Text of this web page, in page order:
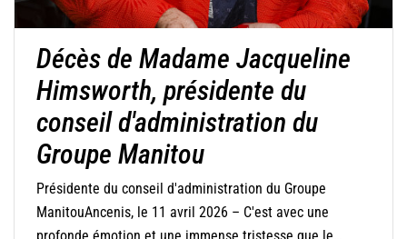
Décès de Madame Jacqueline
Himsworth, présidente du
conseil d'administration du
Groupe Manitou
Présidente du conseil d'administration du Groupe
ManitouAncenis, le 11 avril 2026 – C'est avec une